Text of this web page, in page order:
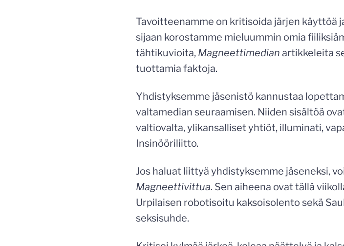
Tavoitteenamme on kritisoida järjen käyttöä
sijaan korostamme mieluummin omia
tähtikuvioita, Magneettimedian artikkeleita
tuottamia faktoja.
Yhdistyksemme jäsenistö kannustaa
valtamedian seuraamisen. Niiden sisältöä
valtiovalta, ylikansalliset yhtiöt, illuminati,
Insinööriliitto.
Jos haluat liittyä yhdistyksemme jäseneksi,
Magneettivittua. Sen aiheena ovat tällä
Urpilaisen robotisoitu kaksoisolento sekä
seksisuhde.